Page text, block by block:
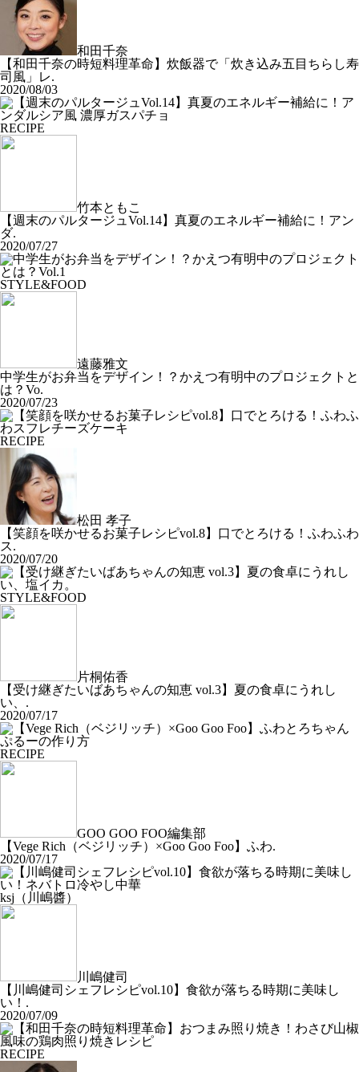
和田千奈
【和田千奈の時短料理革命】炊飯器で「炊き込み五目ちらし寿
司風」レ.
2020/08/03
RECIPE
竹本ともこ
【週末のパルタージュVol.14】真夏のエネルギー補給に！アン
ダ.
2020/07/27
STYLE&FOOD
遠藤雅文
中学生がお弁当をデザイン！？かえつ有明中のプロジェクトと
は？Vo.
2020/07/23
RECIPE
松田 孝子
【笑顔を咲かせるお菓子レシピvol.8】口でとろける！ふわふわ
ス.
2020/07/20
STYLE&FOOD
片桐佑香
【受け継ぎたいばあちゃんの知恵 vol.3】夏の食卓にうれし
い、.
2020/07/17
RECIPE
GOO GOO FOO編集部
【Vege Rich（ベジリッチ）×Goo Goo Foo】ふわ.
2020/07/17
ksj（川嶋醬）
川嶋健司
【川嶋健司シェフレシピvol.10】食欲が落ちる時期に美味し
い！.
2020/07/09
RECIPE